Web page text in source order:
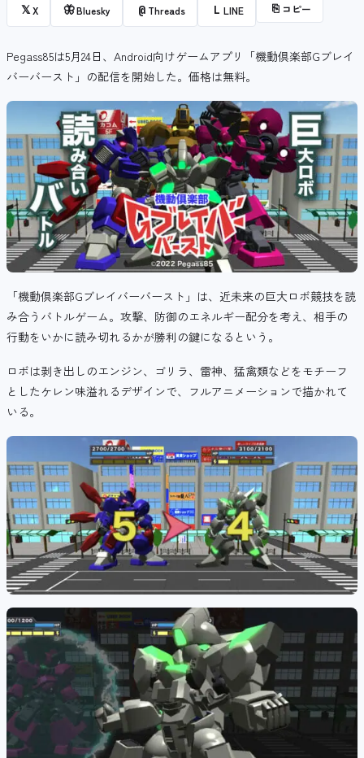
𝕏X 🦋Bluesky @ Threads L LINE ⎘ コピー
Pegass85は5月24日、Android向けゲームアプリ「機動倶楽部Gブレイ
バーバースト」の配信を開始した。価格は無料。
「機動倶楽部Gブレイバーバースト」は、近未来の巨大ロボ競技を読
み合うバトルゲーム。 攻撃、防御のエネルギー配分を考え、 相手の
行動をいかに読み切れるかが勝利の鍵になるという。
ロボは剥き出しのエンジン、ゴリラ、雷神、猛禽類などをモチーフ
としたケレン味溢れるデザインで、フルアニメーションで描かれて
いる。